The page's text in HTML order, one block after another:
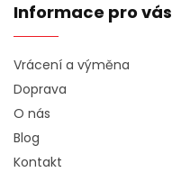
Informace pro vás
Vrácení a výměna
Doprava
O nás
Blog
Kontakt